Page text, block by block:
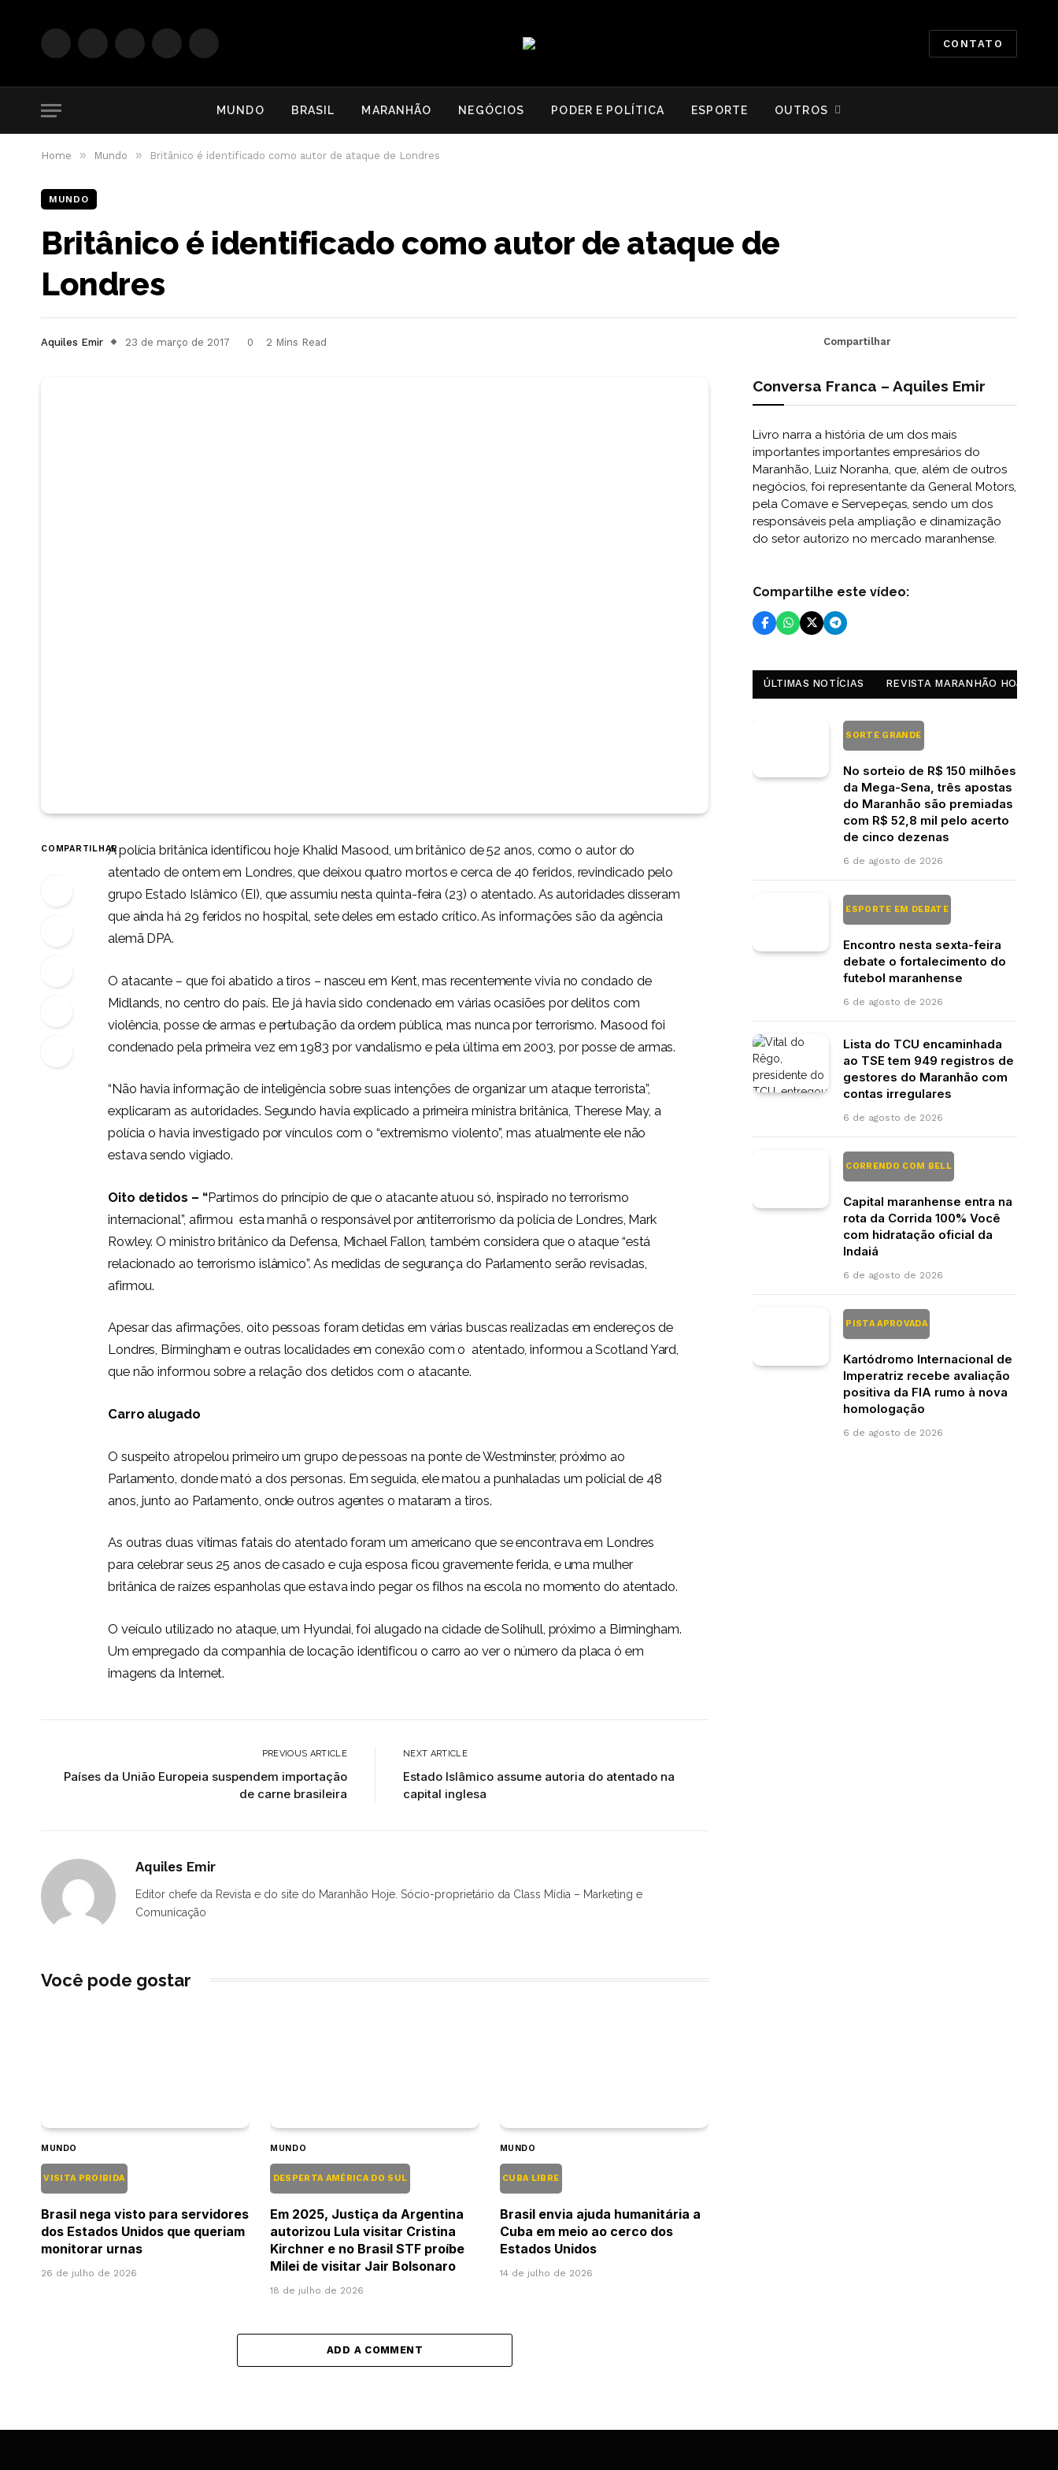
FacebookInstagramYouTube WhatsApp
RSS
CONTATO
MUNDO BRASIL MARANHÃO NEGÓCIOS PODER E POLÍTICA ESPORTE OUTROS
Home » Mundo » Britânico é identificado como autor de ataque de Londres
MUNDO
Britânico é identificado como autor de ataque de
Londres
Aquiles Emir 23 de março de 2017 0 2 Mins Read Compartilhar
COMPARTILHARA polícia britânica identificou hoje Khalid Masood, um britânico de 52 anos, como o autor do
atentado de ontem em Londres, que deixou quatro mortos e cerca de 40 feridos, revindicado pelo
grupo Estado Islâmico (EI), que assumiu nesta quinta-feira (23) o atentado. As autoridades disseram
que ainda há 29 feridos no hospital, sete deles em estado crítico. As informações são da agência
alemã DPA.
O atacante – que foi abatido a tiros – nasceu em Kent, mas recentemente vivia no condado de
Midlands, no centro do país. Ele já havia sido condenado em várias ocasiões por delitos com
violência, posse de armas e pertubação da ordem pública, mas nunca por terrorismo. Masood foi
condenado pela primeira vez em 1983 por vandalismo e pela última em 2003, por posse de armas.
“Não havia informação de inteligência sobre suas intenções de organizar um ataque terrorista”,
explicaram as autoridades. Segundo havia explicado a primeira ministra britânica, Therese May, a
polícia o havia investigado por vínculos com o “extremismo violento”, mas atualmente ele não
estava sendo vigiado.
Oito detidos – “Partimos do princípio de que o atacante atuou só, inspirado no terrorismo
internacional”, afirmou esta manhã o responsável por antiterrorismo da polícia de Londres, Mark
Rowley. O ministro britânico da Defensa, Michael Fallon, também considera que o ataque “está
relacionado ao terrorismo islâmico”. As medidas de segurança do Parlamento serão revisadas,
afirmou.
Apesar das afirmações, oito pessoas foram detidas em várias buscas realizadas em endereços de
Londres, Birmingham e outras localidades em conexão com o atentado, informou a Scotland Yard,
que não informou sobre a relação dos detidos com o atacante.
Carro alugado
O suspeito atropelou primeiro um grupo de pessoas na ponte de Westminster, próximo ao
Parlamento, donde mató a dos personas. Em seguida, ele matou a punhaladas um policial de 48
anos, junto ao Parlamento, onde outros agentes o mataram a tiros.
As outras duas vítimas fatais do atentado foram um americano que se encontrava em Londres
para celebrar seus 25 anos de casado e cuja esposa ficou gravemente ferida, e uma mulher
britânica de raízes espanholas que estava indo pegar os filhos na escola no momento do atentado.
O veículo utilizado no ataque, um Hyundai, foi alugado na cidade de Solihull, próximo a Birmingham.
Um empregado da companhia de locação identificou o carro ao ver o número da placa ó em
imagens da Internet.
PREVIOUS ARTICLE
Países da União Europeia suspendem importação
de carne brasileira
NEXT ARTICLE
Estado Islâmico assume autoria do atentado na
capital inglesa
Aquiles Emir
Editor chefe da Revista e do site do Maranhão Hoje. Sócio-proprietário da Class Mídia – Marketing e
Comunicação
Você pode gostar
MUNDO
VISITA PROIBIDA
Brasil nega visto para servidores
dos Estados Unidos que queriam
monitorar urnas
26 de julho de 2026
MUNDO
DESPERTA AMÉRICA DO SUL
Em 2025, Justiça da Argentina
autorizou Lula visitar Cristina
Kirchner e no Brasil STF proíbe
Milei de visitar Jair Bolsonaro
18 de julho de 2026
MUNDO
CUBA LIBRE
Brasil envia ajuda humanitária a
Cuba em meio ao cerco dos
Estados Unidos
14 de julho de 2026
ADD A COMMENT
Conversa Franca – Aquiles Emir
Livro narra a história de um dos mais
importantes importantes empresários do
Maranhão, Luiz Noranha, que, além de outros
negócios, foi representante da General Motors,
pela Comave e Servepeças, sendo um dos
responsáveis pela ampliação e dinamização
do setor autorizo no mercado maranhense.
Compartilhe este vídeo:
ÚLTIMAS NOTÍCIAS REVISTA MARANHÃO HOJE
SORTE GRANDE
No sorteio de R$ 150 milhões
da Mega-Sena, três apostas
do Maranhão são premiadas
com R$ 52,8 mil pelo acerto
de cinco dezenas
6 de agosto de 2026
ESPORTE EM DEBATE
Encontro nesta sexta-feira
debate o fortalecimento do
futebol maranhense
6 de agosto de 2026
Lista do TCU encaminhada
ao TSE tem 949 registros de
gestores do Maranhão com
contas irregulares
6 de agosto de 2026
CORRENDO COM BELL
Capital maranhense entra na
rota da Corrida 100% Você
com hidratação oficial da
Indaiá
6 de agosto de 2026
PISTA APROVADA
Kartódromo Internacional de
Imperatriz recebe avaliação
positiva da FIA rumo à nova
homologação
6 de agosto de 2026